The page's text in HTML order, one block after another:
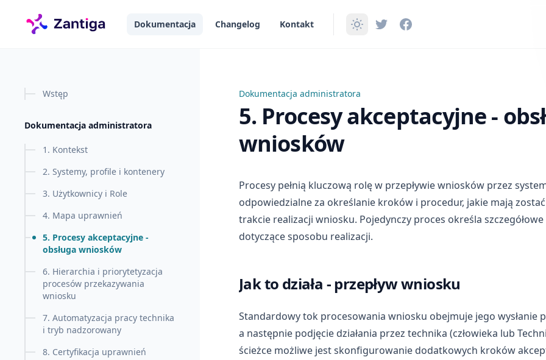
treści
Dokumentacja
Changelog Kontakt
Wstęp
Dokumentacja administratora
1. Kontekst
2. Systemy, profile i kontenery
3. Użytkownicy i Role
4. Mapa uprawnień
5. Procesy akceptacyjne -
obsługa wniosków
6. Hierarchia i priorytetyzacja
procesów przekazywania
wniosku
7. Automatyzacja pracy technika
i tryb nadzorowany
8. Certyfikacja uprawnień
5. Procesy akceptacyjne - obsługa wniosków
Dokumentacja administratora
5. Procesy akceptacyjne -
wniosków
Procesy pełnią kluczową rolę w przepływie wniosków przez
odpowiedzialne za określanie kroków i procedur, jakie mają
trakcie realizacji wniosku. Pojedynczy proces określa
dotyczące sposobu realizacji.
Jak to działa - przepływ wniosku
Standardowy tok procesowania wniosku obejmuje jego wysłanie
a następnie podjęcie działania przez technika (człowieka lub
ścieżce możliwe jest skonfigurowanie dodatkowych kroków